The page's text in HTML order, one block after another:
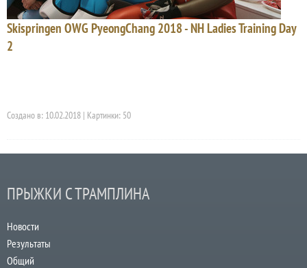
Skispringen OWG PyeongChang 2018 - NH Ladies Training Day
2
Создано в: 10.02.2018 | Картинки: 50
ПРЫЖКИ С ТРАМПЛИНА
Новости
Результаты
Общий